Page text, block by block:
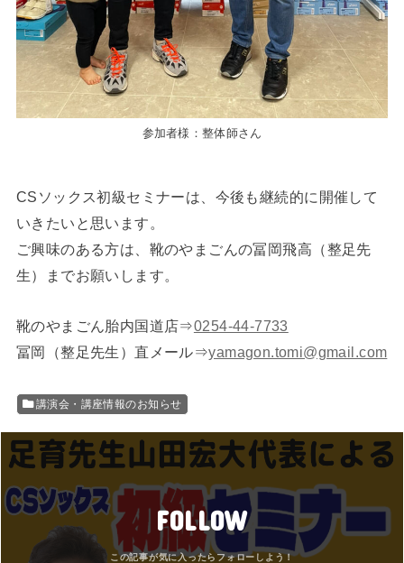
参加者様：整体師さん
CSソックス初級セミナーは、今後も継続的に開催して
いきたいと思います。
ご興味のある方は、靴のやまごんの冨岡飛高（整足先
生）までお願いします。
靴のやまごん胎内国道店⇒0254-44-7733
冨岡（整足先生）直メール⇒yamagon.tomi@gmail.com
講演会・講座情報のお知らせ
FOLLOW